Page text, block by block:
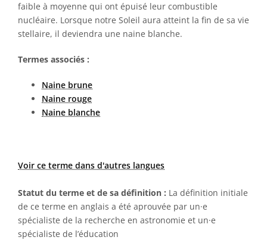
faible à moyenne qui ont épuisé leur combustible
nucléaire. Lorsque notre Soleil aura atteint la fin de sa vie
stellaire, il deviendra une naine blanche.
Termes associés :
Naine brune
Naine rouge
Naine blanche
Voir ce terme dans d'autres langues
Statut du terme et de sa définition : La définition initiale
de ce terme en anglais a été aprouvée par un·e
spécialiste de la recherche en astronomie et un·e
spécialiste de l’éducation